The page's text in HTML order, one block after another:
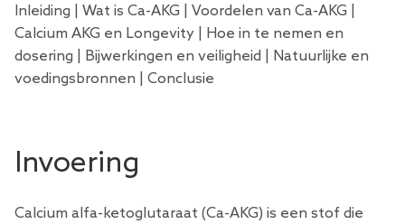
Inleiding Wat is Ca-AKG Voordelen van Ca-AKG
Calcium AKG en Longevity
Hoe in te nemen en
dosering
Bijwerkingen en veiligheid
Natuurlijke en
voedingsbronnen
Conclusie
Invoering
Calcium alfa-ketoglutaraat (Ca-AKG) is een stof die